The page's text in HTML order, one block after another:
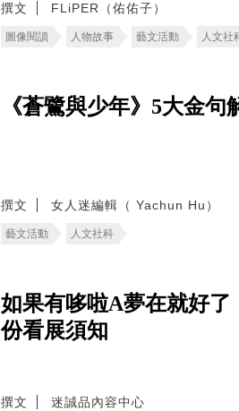
撰文 FLiPER（佑佑子）
圖像閱讀 人物故事 藝文活動 人文社
《蒼鷺與少年》5大金
撰文 女人迷編輯（ Yachun Hu）
藝文活動 人文社科
如果有哆啦A夢在就好
份看展須知
撰文 迷誠品內容中心